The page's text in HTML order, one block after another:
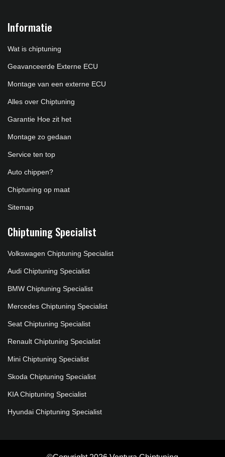
Informatie
Wat is chiptuning
Geavanceerde Externe ECU
Montage van een externe ECU
Alles over Chiptuning
Garantie Hoe zit het
Montage zo gedaan
Service ten top
Auto chippen?
Chiptuning op maat
Sitemap
Chiptuning Specialist
Volkswagen Chiptuning Specialist
Audi Chiptuning Specialist
BMW Chiptuning Specialist
Mercedes Chiptuning Specialist
Seat Chiptuning Specialist
Renault Chiptuning Specialist
Mini Chiptuning Specialist
Skoda Chiptuning Specialist
KIA Chiptuning Specialist
Hyundai Chiptuning Specialist